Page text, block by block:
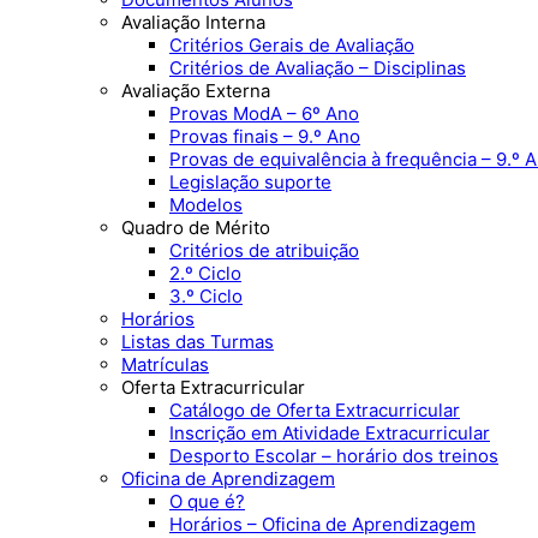
Avaliação Interna
Critérios Gerais de Avaliação
Critérios de Avaliação – Disciplinas
Avaliação Externa
Provas ModA – 6º Ano
Provas finais – 9.º Ano
Provas de equivalência à frequência – 9.º
Legislação suporte
Modelos
Quadro de Mérito
Critérios de atribuição
2.º Ciclo
3.º Ciclo
Horários
Listas das Turmas
Matrículas
Oferta Extracurricular
Catálogo de Oferta Extracurricular
Inscrição em Atividade Extracurricular
Desporto Escolar – horário dos treinos
Oficina de Aprendizagem
O que é?
Horários – Oficina de Aprendizagem